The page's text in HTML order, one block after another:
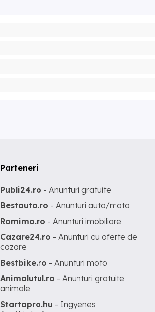
Parteneri
Publi24.ro - Anunturi gratuite
Bestauto.ro - Anunturi auto/moto
Romimo.ro - Anunturi imobiliare
Cazare24.ro - Anunturi cu oferte de
cazare
Bestbike.ro - Anunturi moto
Animalutul.ro - Anunturi gratuite
animale
Startapro.hu - Ingyenes